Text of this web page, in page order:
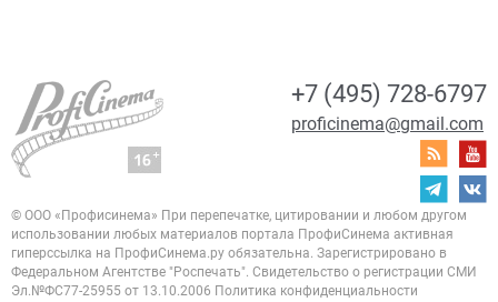
+7 (495) 728-6797
proficinema@gmail.com
© ООО «Профисинема» При перепечатке, цитировании и любом другом
использовании любых материалов портала ПрофиСинема активная
гиперссылка на ПрофиСинема.ру обязательна. Зарегистрировано в
Федеральном Агентстве "Роспечать". Свидетельство о регистрации СМИ
Эл.№ФС77-25955 от 13.10.2006 Политика конфиденциальности